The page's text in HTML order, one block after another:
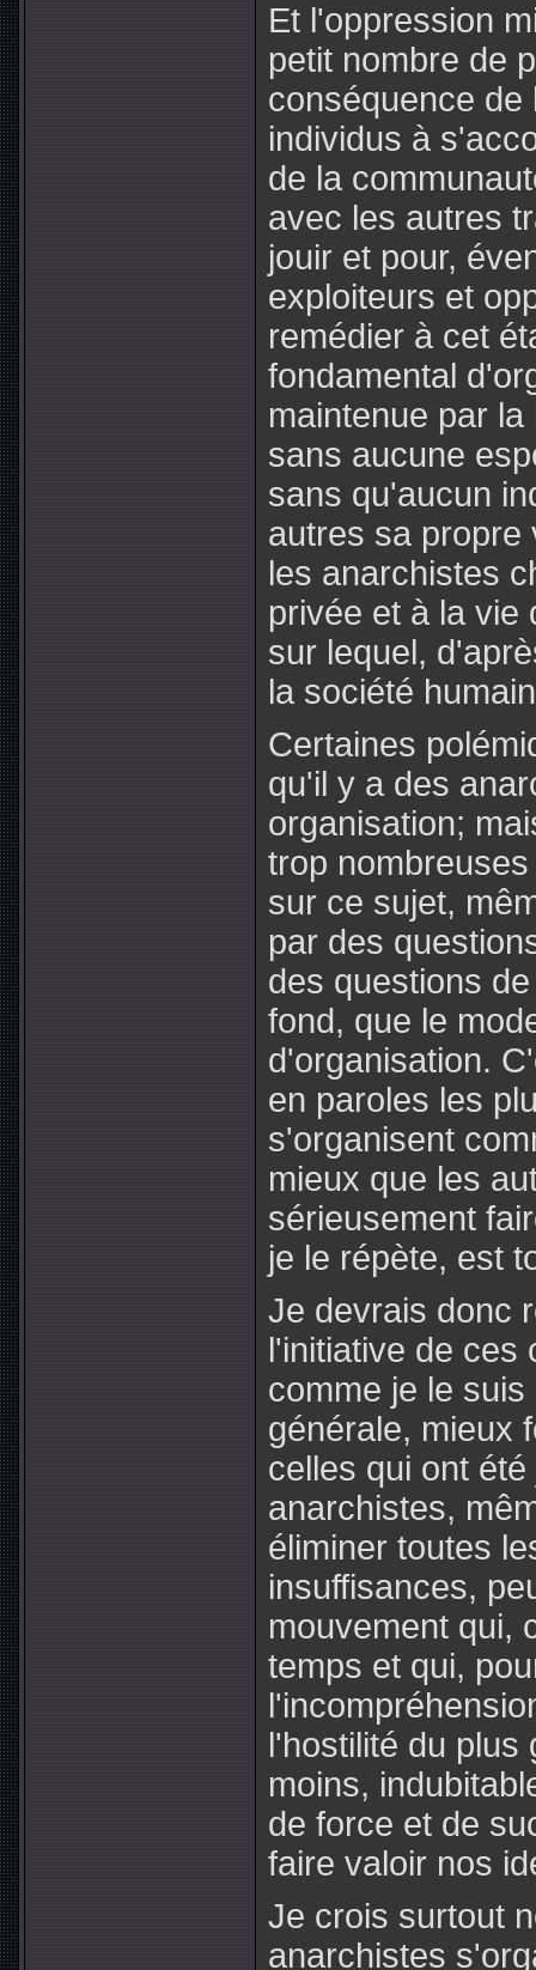
Et l'oppression
petit nombre de
conséquence de
individus à
de la
avec les autres
jouir et pour,
exploiteurs et
remédier à cet
fondamental
maintenue par
sans aucune
sans qu'aucun
autres sa propre
les anarchistes
privée et à la vie
sur lequel,
la société
Certaines
qu'il y a des
organisation;
trop
sur ce sujet,
par des
des questions
fond, que le
d'organisation.
en paroles les
s'organisent
mieux que les
sérieusement
je le répète, est
Je devrais donc
l'initiative de ces
comme je le
générale, mieux
celles qui ont
anarchistes,
éliminer toutes
insuffisances,
mouvement qui,
temps et qui,
l'hostilité du plus
moins,
de force et de
faire valoir nos
Je crois surtout
anarchistes